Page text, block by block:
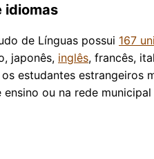
idiomas
de Línguas possui 167
japonês, inglês, francês,
estudantes estrangeiros
ensino ou na rede